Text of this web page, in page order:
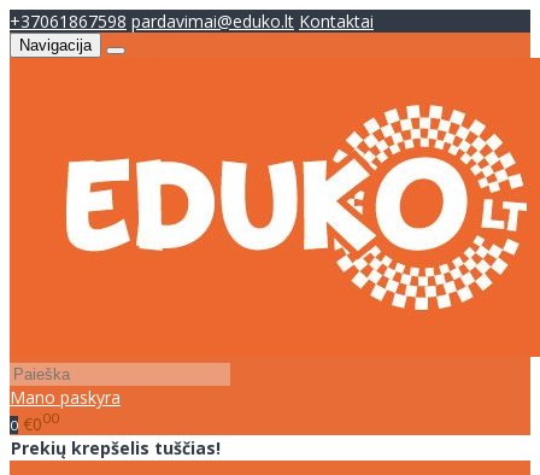
+37061867598 pardavimai@eduko.lt Kontaktai
Navigacija
Mano paskyra
0 €000
Prekių krepšelis tuščias!